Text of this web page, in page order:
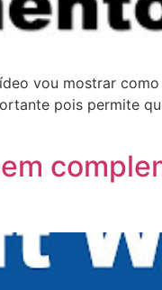
vou mostrar
pois permite